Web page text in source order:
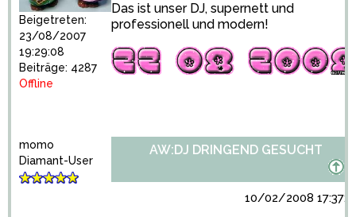
Beigetreten:
23/08/2007
19:29:08
Beiträge: 4287
Offline
Das ist unser DJ, supernett und
professionell und modern!
momo
Diamant-User
AW:DJ DRINGEND GESUCHT
10/02/2008